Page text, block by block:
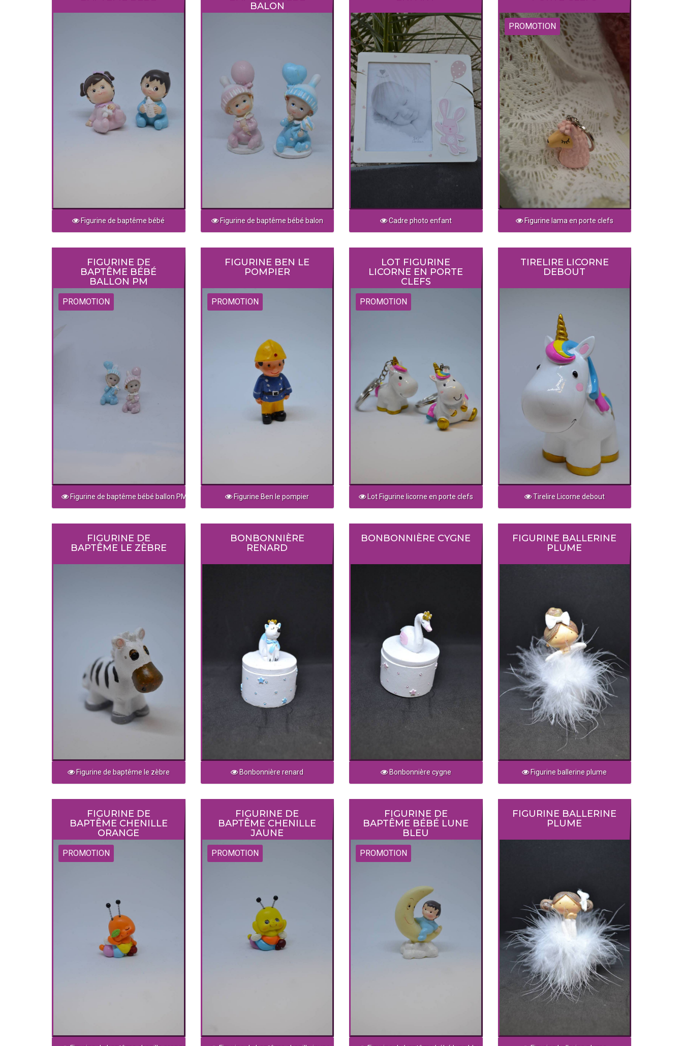
Figurine de baptême bébé
BALON
Figurine de baptême bébé balon Cadre photo enfant
PROMOTION
Figurine lama en porte clefs
PROMOTION
FIGURINE DE
BAPTÊME BÉBÉ
BALLON PM
Figurine de baptême bébé ballon PM
PROMOTION
FIGURINE BEN LE
POMPIER
Figurine Ben le pompier
PROMOTION
LOT FIGURINE
LICORNE EN PORTE
CLEFS
Lot Figurine licorne en porte clefs
TIRELIRE LICORNE
DEBOUT
Tirelire Licorne debout
FIGURINE DE
BAPTÊME LE ZÈBRE
Figurine de baptême le zèbre
BONBONNIÈRE
RENARD
Bonbonnière renard
BONBONNIÈRE CYGNE
Bonbonnière cygne
FIGURINE BALLERINE
PLUME
Figurine ballerine plume
PROMOTION
FIGURINE DE
BAPTÊME CHENILLE
ORANGE
PROMOTION
FIGURINE DE
BAPTÊME CHENILLE
JAUNE
PROMOTION
FIGURINE DE
BAPTÊME BÉBÉ LUNE
BLEU
FIGURINE BALLERINE
PLUME